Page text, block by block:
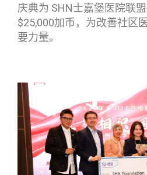
庆典为 SHN士嘉堡医院联
$25,000加币，为改善社区
要力量。